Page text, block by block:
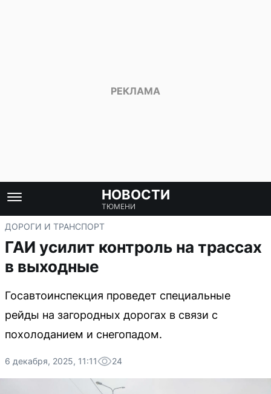
НОВОСТИ
ТЮМЕНИ
ДОРОГИ И ТРАНСПОРТ
ГАИ усилит контроль на трассах
в выходные
Госавтоинспекция проведет специальные
рейды на загородных дорогах в связи с
похолоданием и снегопадом.
6 декабря, 2025, 11:11 24